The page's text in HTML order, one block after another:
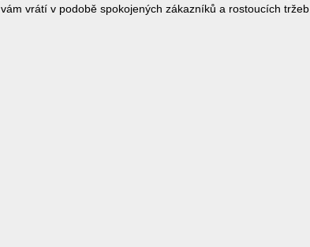
vám vrátí v podobě spokojených zákazníků a rostoucích tržeb.